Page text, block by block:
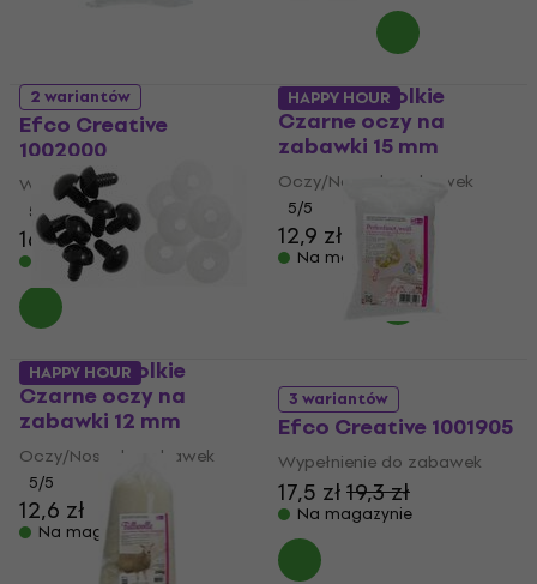
2 wariantów
Efco Creative
1002000
Wypełnienie do zabawek
5 /5
16,7 zł
Na magazynie
Woolkie Toolkie
Czarne oczy na
zabawki 15 mm
Oczy/Nosy do zabawek
5/5
12,9 zł
Na magazynie
Woolkie Toolkie
Czarne oczy na
zabawki 12 mm
Oczy/Nosy do zabawek
5/5
12,6 zł
Na magazynie
HAPPY HOUR
3 wariantów
Efco Creative 1001905
Wypełnienie do zabawek
17,5 zł19,3 zł
Na magazynie
HAPPY HOUR